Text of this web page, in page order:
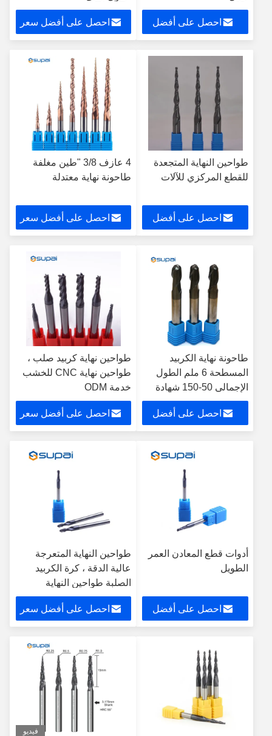
احصل على أفضل احصل على أفضل سعر
طواحين النهاية المتجعدة
للقطع المركزي للآلات
احصل على أفضل
4 عازف 3/8 "طين مغلفة
طاحونة نهاية معتدلة
احصل على أفضل سعر
طاحونة نهاية الكربيد
المسطحة 6 ملم الطول
الإجمالي 50-150 شهادة
ISO
احصل على أفضل
طواحين نهاية كربيد صلب ،
طواحين نهاية CNC للخشب
خدمة ODM
احصل على أفضل سعر
أدوات قطع المعادن العمر
الطويل
احصل على أفضل
طواحين النهاية المتعرجة
عالية الدقة ، كرة الكربيد
الصلبة طواحين النهاية
احصل على أفضل سعر
فيديو